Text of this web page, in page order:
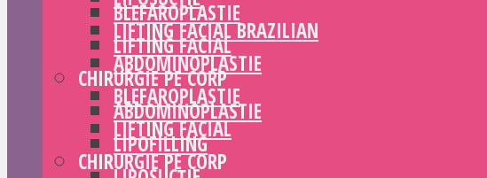
BLEFAROPLASTIE
LIFTING FACIAL
CHIRURGIE PE CORP
ABDOMINOPLASTIE
LIPOFILLING
LIFTING FACIAL BRAZILIAN
ABDOMINOPLASTIE
BLEFAROPLASTIE
LIFTING FACIAL
CHIRURGIE PE CORP